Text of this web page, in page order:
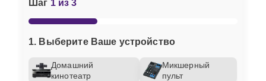
Шаг 1 из 3
1. Выберите Ваше устройство
Домашний
кинотеатр
Микшерный
пульт